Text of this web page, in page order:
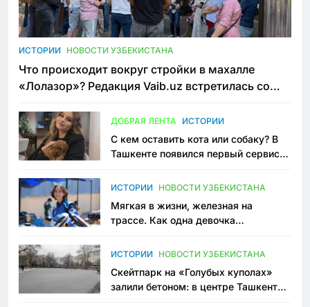
ИСТОРИИ НОВОСТИ УЗБЕКИСТАНА
Что происходит вокруг стройки в махалле
«Лолазор»? Редакция Vaib.uz встретилась со
ДОБРАЯ ЛЕНТА ИСТОРИИ
С кем оставить кота или собаку? В
Ташкенте появился первый сервис
ИСТОРИИ НОВОСТИ УЗБЕКИСТАНА
Мягкая в жизни, железная на
трассе. Как одна девочка
Узбекистане
ИСТОРИИ НОВОСТИ УЗБЕКИСТАНА
Скейтпарк на «Голубых куполах»
залили бетоном: в центре Ташкента